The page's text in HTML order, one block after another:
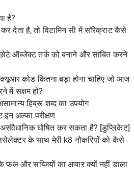
है?
देता है, तो विटामिन सी में सॉरेक्राट कैसे
ऑब्जेक्ट तर्क को बनाने और साबित करने
कोड कितना बड़ा होना चाहिए जो आज
में सक्षम हो?
हिब्रू शब्द का उपयोग
अल्फा परीक्षण
असंवैधानिक घोषित कर सकता है? [डुप्लिकेट]
के साथ मेरी k8 नौकरियों को कैसे
फल और सब्जियों का अचार क्यों नहीं डाला